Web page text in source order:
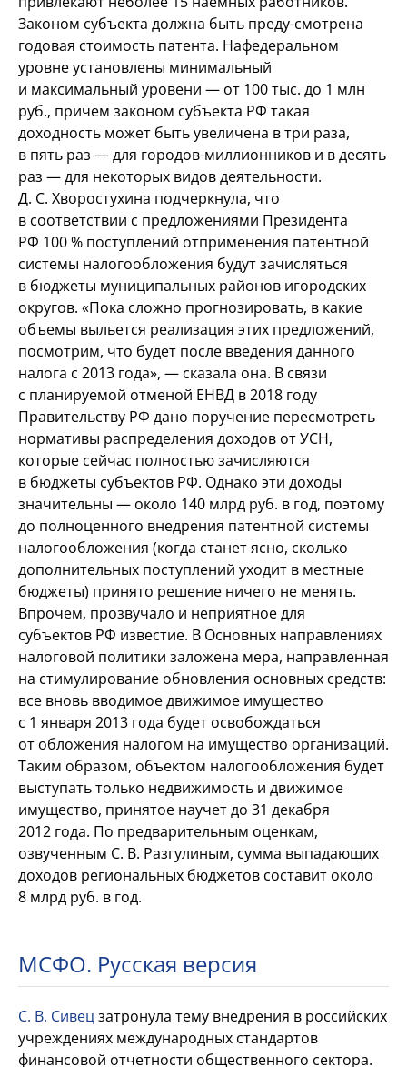
Законом субъекта должна быть преду-смотрена
годовая стоимость патента. Нафедеральном
уровне установлены минимальный
и максимальный уровени — от 100тыс. до 1 млн
руб., причем законом субъекта РФ такая
доходность может быть увеличена втри раза,
в пять раз — для городов-миллионников и вдесять
раз — для некоторых видов деятельности.
Д. С. Хворостухина подчеркнула, что
в соответствии с предложениями Президента
РФ 100% поступлений отприменения патентной
системы налогообложения будут зачисляться
в бюджеты муниципальных районов игородских
округов. «Пока сложно прогнозировать, в какие
объемы выльется реализация этих предложений,
посмотрим, что будет после введения данного
налога с 2013 года», — сказала она. В связи
с планируемой отменой ЕНВД в2018 году
Правительству РФ дано поручение пересмотреть
нормативы распределения доходов отУСН,
которые сейчас полностью зачисляются
в бюджеты субъектов РФ. Однако эти доходы
значительны — около 140 млрд руб. в год, поэтому
до полноценного внедрения патентной системы
налогообложения (когда станет ясно, сколько
дополнительных поступлений уходит в местные
бюджеты) принято решение ничего не менять.
Впрочем, прозвучало и неприятное для
субъектов РФ известие. В Основных направлениях
налоговой политики заложена мера, направленная
на стимулирование обновления основных средств:
все вновь вводимое движимое имущество
с 1 января 2013 года будет освобождаться
от обложения налогом на имущество организаций.
Таким образом, объектом налогообложения будет
выступать только недвижимость и движимое
имущество, принятое научет до 31 декабря
2012 года. По предварительным оценкам,
озвученным С. В. Разгулиным, сумма выпадающих
доходов региональных бюджетов составит около
8 млрд руб. в год.
МСФО. Русская версия
С. В. Сивецзатронула тему внедрения в российских
учреждениях международных стандартов
финансовой отчетности общественного сектора.